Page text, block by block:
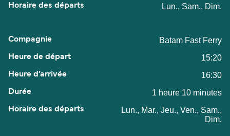
Lun., Sam., Dim.
Batam Fast Ferry
15:20
16:30
1 heure 10 minutes
Lun., Mar., Jeu., Ven., Sam.,
Dim.